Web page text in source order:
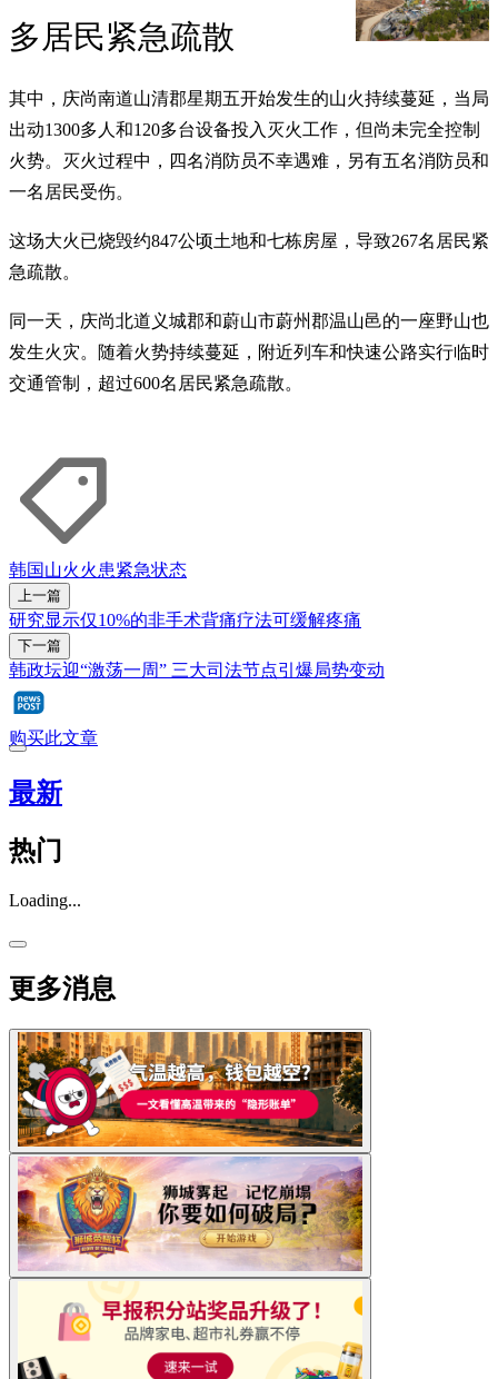
多居民紧急疏散
其中，庆尚南道山清郡星期五开始发生的山火持续蔓延，当局
出动1300多人和120多台设备投入灭火工作，但尚未完全控制
火势。灭火过程中，四名消防员不幸遇难，另有五名消防员和
一名居民受伤。
这场大火已烧毁约847公顷土地和七栋房屋，导致267名居民紧
急疏散。
同一天，庆尚北道义城郡和蔚山市蔚州郡温山邑的一座野山也
发生火灾。随着火势持续蔓延，附近列车和快速公路实行临时
交通管制，超过600名居民紧急疏散。
韩国山火火患紧急状态
上一篇
研究显示仅10%的非手术背痛疗法可缓解疼痛
下一篇
韩政坛迎“激荡一周” 三大司法节点引爆局势变动
购买此文章
最新
热门
Loading...
更多消息